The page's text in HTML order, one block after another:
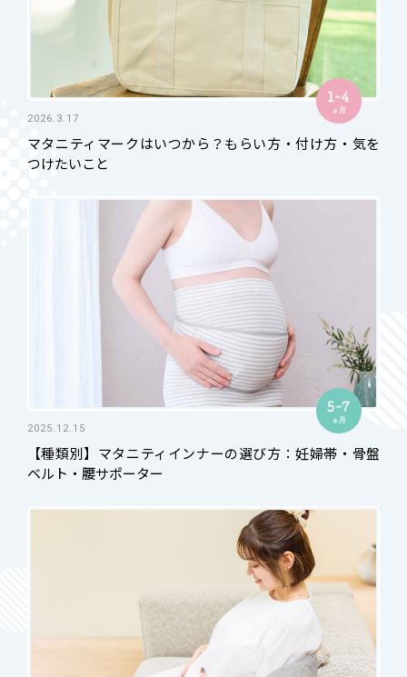
2026.3.17
マタニティマークはいつから？もらい方・付け方・気を
つけたいこと
2025.12.15
【種類別】マタニティインナーの選び方：妊婦帯・骨盤
ベルト・腰サポーター